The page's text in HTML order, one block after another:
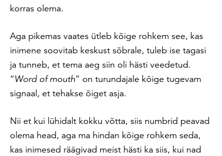
korras olema.
Aga pikemas vaates ütleb kõige rohkem see, kas
inimene soovitab keskust sõbrale, tuleb ise tagasi
ja tunneb, et tema aeg siin oli hästi veedetud.
“Word of mouth” on turundajale kõige tugevam
signaal, et tehakse õiget asja.
Nii et kui lühidalt kokku võtta, siis numbrid peavad
olema head, aga ma hindan kõige rohkem seda,
kas inimesed räägivad meist hästi ka siis, kui nad